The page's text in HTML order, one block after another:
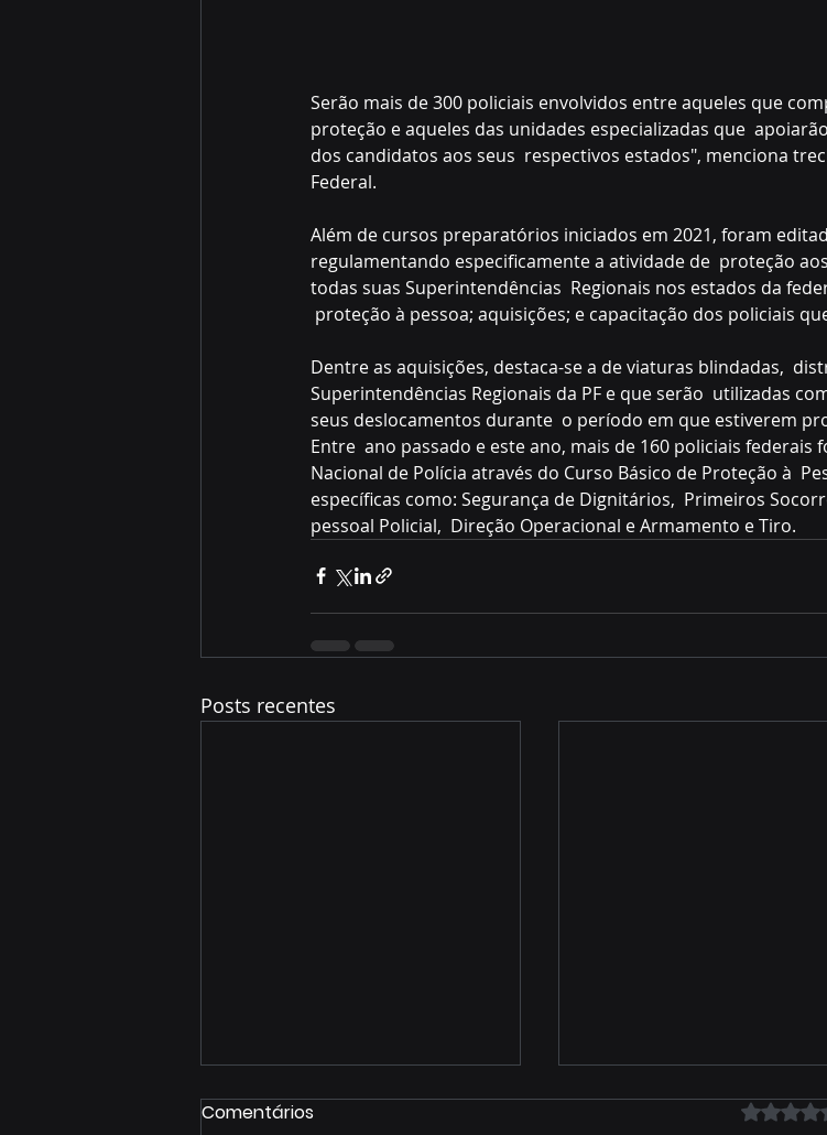
Serão mais de 300 policiais envolvidos entre aqueles que
proteção e aqueles das unidades especializadas que
dos candidatos aos seus  respectivos estados", menciona
Federal.
Além de cursos preparatórios iniciados em 2021, foram
regulamentando especificamente a atividade de  proteção
todas suas Superintendências  Regionais nos estados da
proteção à pessoa; aquisições; e capacitação dos policiais
Dentre as aquisições, destaca-se a de viaturas blindadas,
Superintendências Regionais da PF e que serão  utilizadas
seus deslocamentos durante  o período em que estiverem
Entre  ano passado e este ano, mais de 160 policiais federais
Nacional de Polícia através do Curso Básico de Proteção à
específicas como: Segurança de Dignitários,  Primeiros
pessoal Policial,  Direção Operacional e Armamento e Tiro.
Posts recentes
Comentários Avaliado